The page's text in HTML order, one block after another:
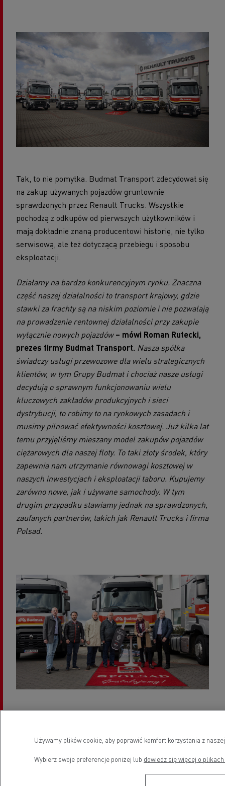
Tak, to nie pomyłka. Budmat Transport zdecydował się
na zakup używanych pojazdów gruntownie
sprawdzonych przez Renault Trucks. Wszystkie
pochodzą z odkupów od pierwszych użytkowników i
mają dokładnie znaną producentowi historię, nie tylko
serwisową, ale też dotyczącą przebiegu i sposobu
eksploatacji.
Działamy na bardzo konkurencyjnym rynku. Znaczna
część naszej działalności to transport krajowy, gdzie
stawki za frachty są na niskim poziomie i nie pozwalają
na prowadzenie rentownej działalności przy zakupie
wyłącznie nowych pojazdów– mówi Roman Rutecki,
prezes firmy Budmat Transport. Nasza spółka
świadczy usługi przewozowe dla wielu strategicznych
klientów, w tym Grupy Budmat i chociaż nasze usługi
decydują o sprawnym funkcjonowaniu wielu
kluczowych zakładów produkcyjnych i sieci
dystrybucji, to robimy to na rynkowych zasadach i
musimy pilnować efektywności kosztowej. Już kilka lat
temu przyjęliśmy mieszany model zakupów pojazdów
ciężarowych dla naszej floty. To taki złoty środek, który
zapewnia nam utrzymanie równowagi kosztowej w
naszych inwestycjach i eksploatacji taboru. Kupujemy
zarówno nowe, jak i używane samochody. W tym
drugim przypadku stawiamy jednak na sprawdzonych,
zaufanych partnerów, takich jak Renault Trucks i firma
Polsad.
transportowe życie przepracowały w dużej flocie
jednego z belgijskich przewoźników, który od lat jest
Produkowane przez nas
Używamy plików cookie, aby poprawić komfort korzystania z
Wybierz swoje preferencje poniżej lub dowiedz się więcej o